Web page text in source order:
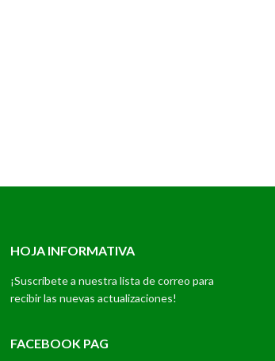
HOJA INFORMATIVA
¡Suscríbete a nuestra lista de correo para
recibir las nuevas actualizaciones!
FACEBOOK PAG